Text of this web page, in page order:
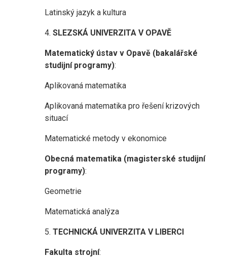
Latinský jazyk a kultura
4. SLEZSKÁ UNIVERZITA V OPAVĚ
Matematický ústav v Opavě (bakalářské
studijní programy):
Aplikovaná matematika
Aplikovaná matematika pro řešení krizových
situací
Matematické metody v ekonomice
Obecná matematika (magisterské studijní
programy):
Geometrie
Matematická analýza
5. TECHNICKÁ UNIVERZITA V LIBERCI
Fakulta strojní: